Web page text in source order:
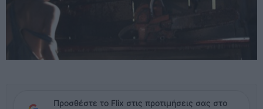
Προσθέστε το Flix στις προτιμήσεις σας στο